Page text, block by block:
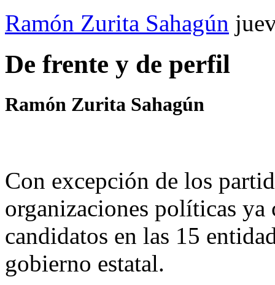
Ramón Zurita Sahagún
De frente y de perfil
Ramón Zurita Sahagún
Con excepción de los
organizaciones políticas ya
candidatos en las 15
gobierno estatal.